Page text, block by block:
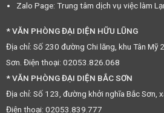
Zalo Page: Trung tâm dịch vụ việc làm
* VĂN PHÒNG ĐẠI DIỆN HỮU LŨNG
Địa chỉ: Số 230 đường Chi lăng, khu Tân Mỹ
Sơn. Điện thoại: 02053.826.068
* VĂN PHÒNG ĐẠI DIỆN BẮC SƠN
Địa chỉ: Số 123, đường khởi nghĩa Bắc Sơn,
Điện thoại: 02053.839.777